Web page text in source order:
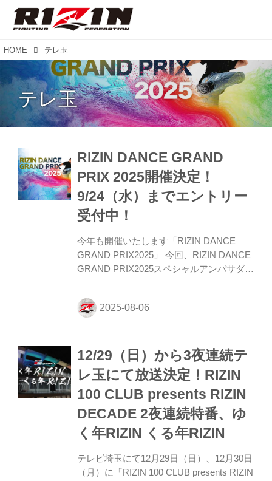
HOME テレ玉
テレ玉
RIZIN DANCE GRAND
PRIX 2025開催決定！
9/24（水）までエントリー
受付中！
今年も開催いたします「RIZIN DANCE
GRAND PRIX2025」 今回、RIZIN DANCE
GRAND PRIX2025スペシャルアンバサダー
しました！ 毎年盛り上がりを見せる本大会
に皆さんご参加ください！！ RIZIN
門 対象年齢：小学校6年生までのチーム チ
ーム人数：2名以上８名以下のチーム 中高
生部門 対象年齢：中学校1年生～高校3年生
までのチーム チーム人数：2名以上８名以
下のチーム ※チーム内に小学生と中学生
(もしくは高校生)がい...
12/29（日）から3夜連続テ
レ玉にて放送決定！RIZIN
100 CLUB presents RIZIN
DECADE 2夜連続特番、ゆ
く年RIZIN くる年RIZIN
テレビ埼玉にて12月29日（日）、12月30日
（月）に「RIZIN 100 CLUB presents RIZIN